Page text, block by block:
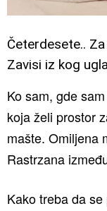
Četerdesete..
Zavisi iz kog
Ko sam, gde
koja želi prostor
mašte. Omiljena
Rastrzana
Kako treba da